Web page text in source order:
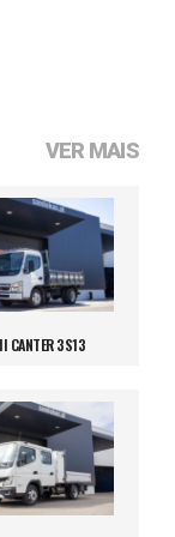
VER MAIS
CANTER 3S13